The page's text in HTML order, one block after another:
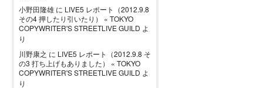
小野田隆雄 に LIVE5 レポート（2012.9.8
その4 押したり引いたり） « TOKYO
COPYWRITER'S STREETLIVE GUILD よ
り
川野康之 に LIVE5 レポート（2012.9.8 そ
の3 打ち上げもありました） « TOKYO
COPYWRITER'S STREETLIVE GUILD よ
り